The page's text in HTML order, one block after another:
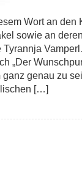
Wort an den
sowie an
Tyrannja
„Der
genau zu
[…]